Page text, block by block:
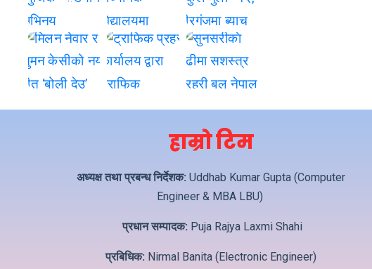
हाम्रो टिम
अध्यक्ष तथा प्रबन्ध निर्देशक:Uddhab Kumar Gupta (Computer
Engineer & MBA LBU)
प्रधान सम्पादक: Puja Rajya Laxmi Shahi
प्रबिधिक: Nirmal Banita (Electronic Engineer)